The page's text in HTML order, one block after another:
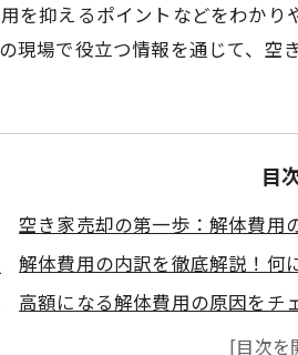
を抑えるポイントなどをわか
現場で役立つ情報を通じて、空
目
空き家売却の第一歩：解体費用
解体費用の内訳を徹底解説！何
高額になる解体費用の原因をチ
費用を抑えるコツとは？賢く解